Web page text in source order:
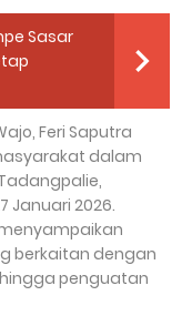
Sasar
Feri Saputra
dalam
Januari 2026.
berkaitan dengan
penguatan